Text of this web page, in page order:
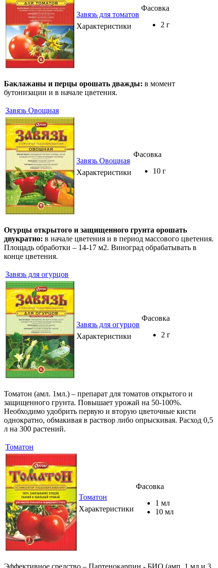
Завязь для томатов
Характеристики
Фасовка
2 г
Баклажаны и перцы орошать дважды: в момент
бутонизации и в начале цветения.
Завязь Овощная
Завязь Овощная
Характеристики
Фасовка
10 г
Огурцы открытого и защищенного грунта орошать
двукратно: в начале цветения и в период массового цветения.
Площадь обработки – 14-17 м2. Виноград обрабатывать в
конце цветения.
Завязь для огурцов
Завязь для огурцов
Характеристики
Фасовка
2 г
Томатон (амл. 1мл.) – препарат для томатов открытого и
защищенного грунта. Повышает урожай на 50-100%.
Необходимо удобрить первую и вторую цветочные кисти
однократно, обмакивая в раствор либо опрыскивая. Расход 0,5
л на 300 растений.
Томатон
Томатон
Характеристики
Фасовка
1 мл
10 мл